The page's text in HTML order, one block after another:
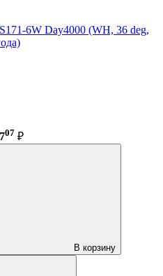
6W Day4000 (WH, 36 deg,
07 ₽
В корзину